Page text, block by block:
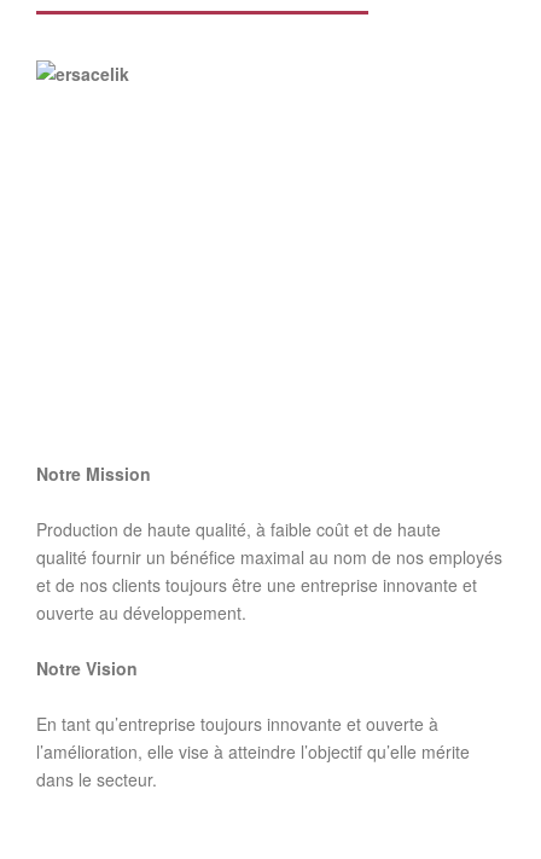
Notre Mission
Production de haute qualité, à faible coût et de haute
qualité fournir un bénéfice maximal au nom de nos employés
et de nos clients toujours être une entreprise innovante et
ouverte au développement.
Notre Vision
En tant qu’entreprise toujours innovante et ouverte à
l’amélioration, elle vise à atteindre l’objectif qu’elle mérite
dans le secteur.